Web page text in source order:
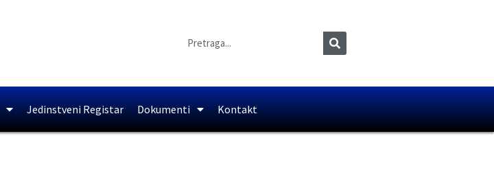
Jedinstveni Registar Dokumenti Kontakt